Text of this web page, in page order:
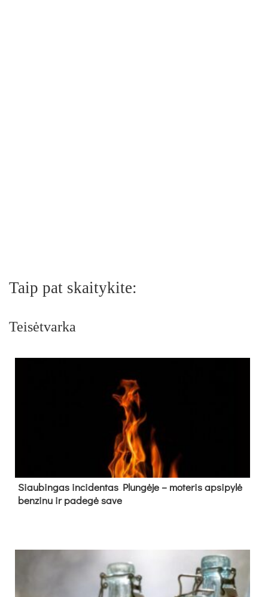
Taip pat skaitykite:
Teisėtvarka
Siau­bin­gas in­ci­den­tas Plun­gė­je – mo­te­ris ap­si­py­lė
ben­zi­nu ir pa­de­gė sa­ve